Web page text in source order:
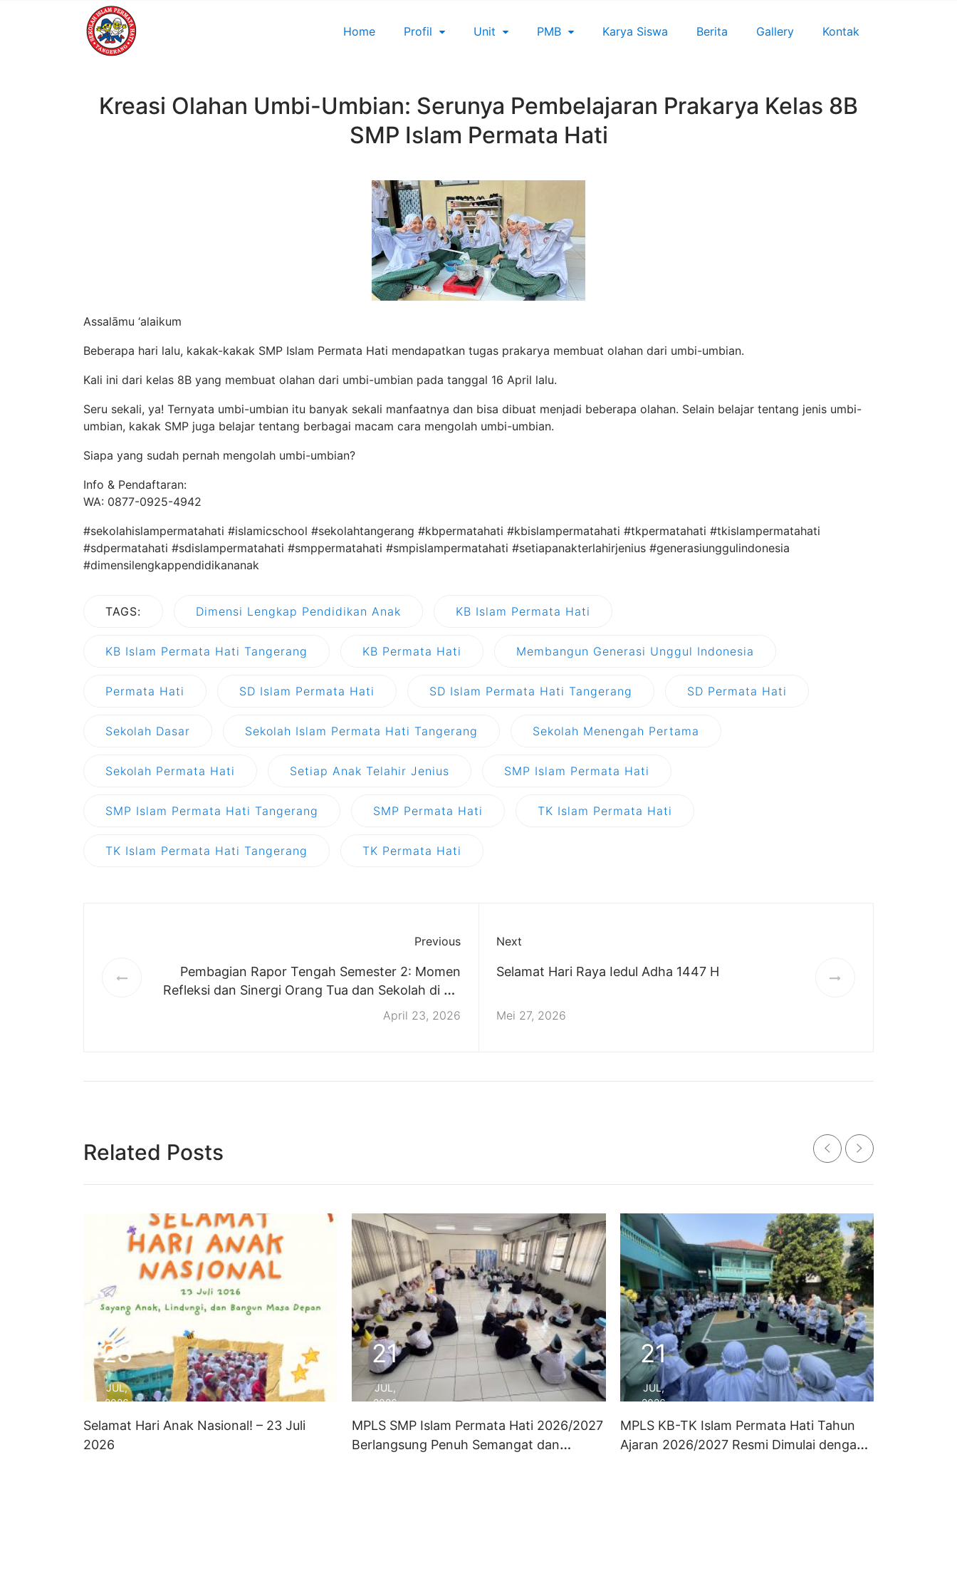
Home Profil Unit PMB Karya Siswa Berita Gallery Kontak
Kreasi Olahan Umbi-Umbian: Serunya Pembelajaran Prakarya Kelas 8B
SMP Islam Permata Hati
Assalāmu ‘alaikum
Beberapa hari lalu, kakak-kakak SMP Islam Permata Hati mendapatkan tugas prakarya membuat olahan dari umbi-umbian.
Kali ini dari kelas 8B yang membuat olahan dari umbi-umbian pada tanggal 16 April lalu.
Seru sekali, ya! Ternyata umbi-umbian itu banyak sekali manfaatnya dan bisa dibuat menjadi beberapa olahan. Selain belajar tentang jenis umbi-
umbian, kakak SMP juga belajar tentang berbagai macam cara mengolah umbi-umbian.
Siapa yang sudah pernah mengolah umbi-umbian?
Info & Pendaftaran:
WA: 0877-0925-4942
#sekolahislampermatahati #islamicschool #sekolahtangerang #kbpermatahati #kbislampermatahati #tkpermatahati #tkislampermatahati
#sdpermatahati #sdislampermatahati #smppermatahati #smpislampermatahati #setiapanakterlahirjenius #generasiunggulindonesia
#dimensilengkappendidikananak
TAGS: Dimensi Lengkap Pendidikan Anak KB Islam Permata Hati
KB Islam Permata Hati Tangerang KB Permata Hati Membangun Generasi Unggul Indonesia
Permata Hati SD Islam Permata Hati SD Islam Permata Hati Tangerang SD Permata Hati
Sekolah Dasar Sekolah Islam Permata Hati Tangerang Sekolah Menengah Pertama
Sekolah Permata Hati Setiap Anak Telahir Jenius SMP Islam Permata Hati
SMP Islam Permata Hati Tangerang SMP Permata Hati TK Islam Permata Hati
TK Islam Permata Hati Tangerang TK Permata Hati
Previous
Pembagian Rapor Tengah Semester 2: Momen
Refleksi dan Sinergi Orang Tua dan Sekolah di SD
Islam Permata Hati
April 23, 2026
Next
Selamat Hari Raya Iedul Adha 1447 H
Mei 27, 2026
Related Posts
23
JUL,
2026
Selamat Hari Anak Nasional! – 23 Juli
2026
21
JUL,
2026
MPLS SMP Islam Permata Hati 2026/2027
Berlangsung Penuh Semangat dan
21
JUL,
2026
MPLS KB-TK Islam Permata Hati Tahun
Ajaran 2026/2027 Resmi Dimulai dengan